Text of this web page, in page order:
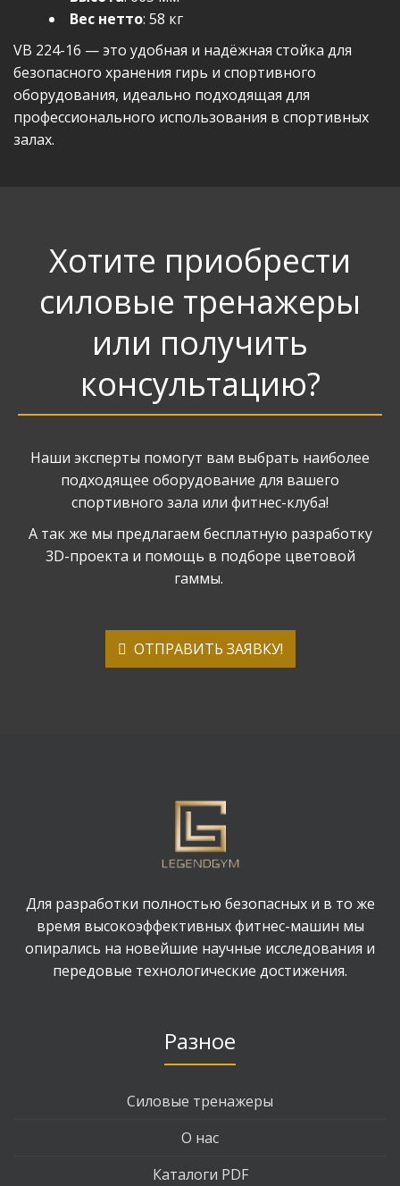
Вес нетто: 58 кг
VB 224-16 — это удобная и надёжная стойка для
безопасного хранения гирь и спортивного
оборудования, идеально подходящая для
профессионального использования в спортивных
залах.
Хотите приобрести
силовые тренажеры
или получить
консультацию?
Наши эксперты помогут вам выбрать наиболее
подходящее оборудование для вашего
спортивного зала или фитнес-клуба!
А так же мы предлагаем бесплатную разработку
3D-проекта и помощь в подборе цветовой
гаммы.
ОТПРАВИТЬ ЗАЯВКУ!
Для разработки полностью безопасных и в то же
время высокоэффективных фитнес-машин мы
опирались на новейшие научные исследования и
передовые технологические достижения.
Разное
Силовые тренажеры
О нас
Каталоги PDF